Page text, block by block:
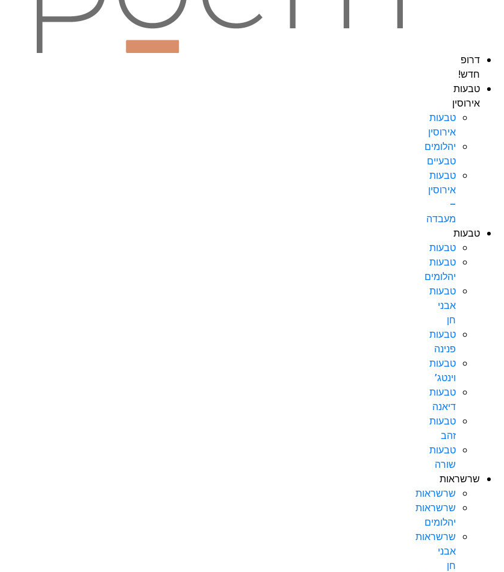
דרופ
חדש!
טבעות
אירוסין
טבעות
אירוסין
יהלומים
טבעיים
טבעות
אירוסין
–
מעבדה
טבעות
טבעות
טבעות
יהלומים
טבעות
אבני
חן
טבעות
פנינה
טבעות
וינטג’
טבעות
דיאנה
טבעות
זהב
טבעות
שורה
שרשראות
שרשראות
שרשראות
יהלומים
שרשראות
אבני
חן